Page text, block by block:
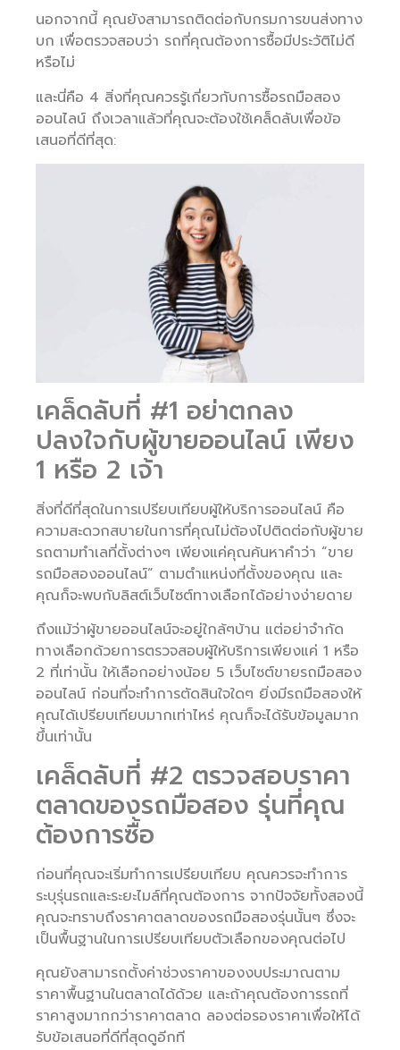
นอกจากนี้ คุณยังสามารถติดต่อกับกรมการขนส่งทาง
บก เพื่อตรวจสอบว่า รถที่คุณต้องการซื้อมีประวัติไม่ดี
หรือไม่
และนี่คือ 4 สิ่งที่คุณควรรู้เกี่ยวกับการซื้อรถมือสอง
ออนไลน์ ถึงเวลาแล้วที่คุณจะต้องใช้เคล็ดลับเพื่อข้อ
เสนอที่ดีที่สุด:
เคล็ดลับที่ #1 อย่าตกลง
ปลงใจกับผู้ขายออนไลน์ เพียง
1 หรือ 2 เจ้า
สิ่งที่ดีที่สุดในการเปรียบเทียบผู้ให้บริการออนไลน์ คือ
ความสะดวกสบายในการที่คุณไม่ต้องไปติดต่อกับผู้ขาย
รถตามทำเลที่ตั้งต่างๆ เพียงแค่คุณค้นหาคำว่า “ขาย
รถมือสองออนไลน์” ตามตำแหน่งที่ตั้งของคุณ และ
คุณก็จะพบกับลิสต์เว็บไซต์ทางเลือกได้อย่างง่ายดาย
ถึงแม้ว่าผู้ขายออนไลน์จะอยู่ใกล้ๆบ้าน แต่อย่าจำกัด
ทางเลือกด้วยการตรวจสอบผู้ให้บริการเพียงแค่ 1 หรือ
2 ที่เท่านั้น ให้เลือกอย่างน้อย 5 เว็บไซต์ขายรถมือสอง
ออนไลน์ ก่อนที่จะทำการตัดสินใจใดๆ ยิ่งมีรถมือสองให้
คุณได้เปรียบเทียบมากเท่าไหร่ คุณก็จะได้รับข้อมูลมาก
ขึ้นเท่านั้น
เคล็ดลับที่ #2 ตรวจสอบราคา
ตลาดของรถมือสอง รุ่นที่คุณ
ต้องการซื้อ
ก่อนที่คุณจะเริ่มทำการเปรียบเทียบ คุณควรจะทำการ
ระบุรุ่นรถและระยะไมล์ที่คุณต้องการ จากปัจจัยทั้งสองนี้
คุณจะทราบถึงราคาตลาดของรถมือสองรุ่นนั้นๆ ซึ่งจะ
เป็นพื้นฐานในการเปรียบเทียบตัวเลือกของคุณต่อไป
คุณยังสามารถตั้งค่าช่วงราคาของงบประมาณตาม
ราคาพื้นฐานในตลาดได้ด้วย และถ้าคุณต้องการรถที่
ราคาสูงมากกว่าราคาตลาด ลองต่อรองราคาเพื่อให้ได้
รับข้อเสนอที่ดีที่สุดดูอีกที